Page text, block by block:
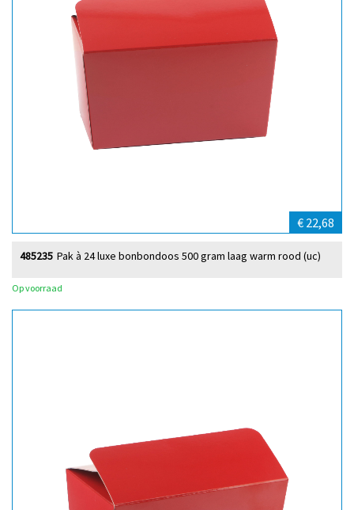
€ 22,68
Pak à 24 luxe bonbondoos 500 gram laag warm rood (uc)
485235
Op voorraad